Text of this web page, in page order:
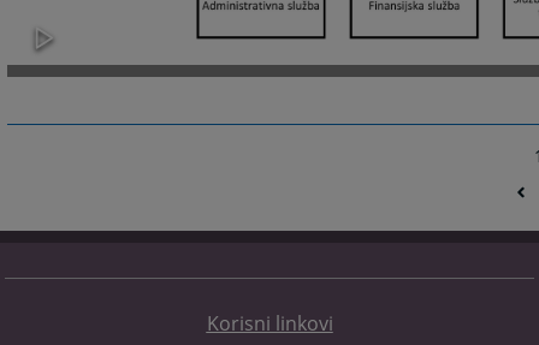
Korisni linkovi